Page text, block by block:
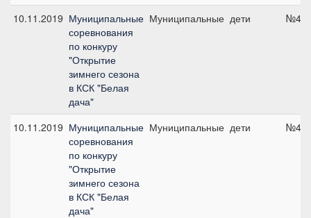
10.11.2019 Муниципальные
соревнования
по конкуру
"Открытие
зимнего сезона
в КСК "Белая
дача"
Муниципальные дети №4,
10.11.2019 Муниципальные
соревнования
по конкуру
"Открытие
зимнего сезона
в КСК "Белая
дача"
Муниципальные дети №4,